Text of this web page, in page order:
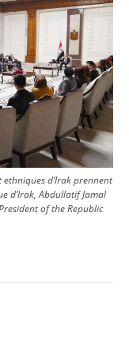
d’Irak prennent
d’Irak, Abdullatif Jamal
of the Republic